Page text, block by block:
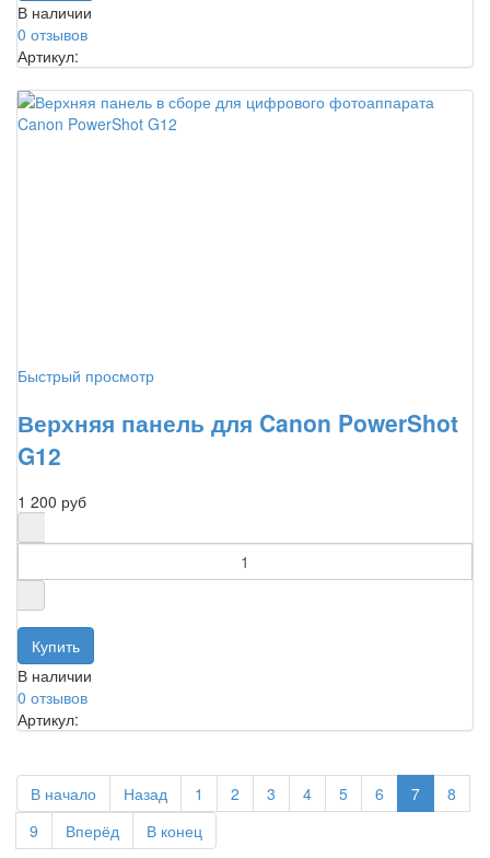
В наличии
0 отзывов
Артикул:
Быстрый просмотр
Верхняя панель для Canon PowerShot
G12
1 200 руб
В наличии
0 отзывов
Артикул:
В начало Назад 1 2 3 4 5 6 7
8
9
Вперёд В конец